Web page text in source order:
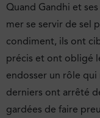
Quand Gandhi et
mer se servir de sel
condiment, ils ont
précis et ont obligé
endosser un rôle qui
derniers ont arrêté
gardées de faire